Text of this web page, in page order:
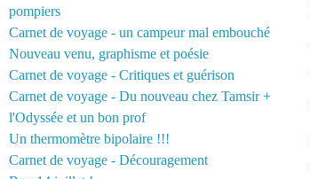
pompiers
Carnet de voyage - un campeur mal embouché
Nouveau venu, graphisme et poésie
Carnet de voyage - Critiques et guérison
Carnet de voyage - Du nouveau chez Tamsir +
l'Odyssée et un bon prof
Un thermomètre bipolaire !!!
Carnet de voyage - Découragement